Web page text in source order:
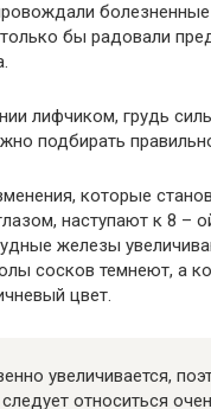
бы радовали
лифчиком, грудь
подбирать
которые
наступают к 8 –
железы
сосков темнеют, а
цвет.
увеличивается,
относиться